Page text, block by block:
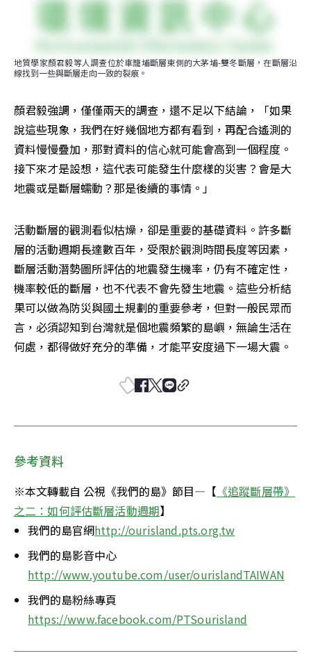
地質學家顏君毅等人調查位於車籠埔斷層東側的大茅埔-雙冬斷層，在斷層沿
線找到一些與斷層走向一致的裂痕。
顏君毅強調，僅僅兩天的調查，還不足以下結論，「如果
說這些現象，我們在好幾個地方都有看到，再配合遙測的
資料慢慢疊加，那對資料的信心就可能會高到一個程度。
接下來才是設想，這代表可能發生什麼樣的災害？會是大
地震或是斷層蠕動？那是後續的事情。」
活動斷層的觀測看似枯燥，卻是重要的基礎資料。許多斷
層的活動週期長達數百年，受限於觀測時間長度等因素，
斷層活動潛勢圖所評估的地震發生機率，仍有不確定性，
機率較低的斷層，也不代表不會先發生地震。這些分析結
果可以做為防災與國土規劃的重要參考，但對一般民眾而
言，必須認知到台灣就是個地震頻繁的島嶼，無論生活在
何處，都得做好充分的準備，才能平安度過下一場大震。
參考資料
※本文轉載自 公視《我們的島》節目—【 《追蹤斷層帶》
之二：如何評估斷層活動週期】
我們的島官網http://ourisland.pts.org.tw
我們的島影音中心
http://www.youtube.com/user/ourislandTAIWAN
我們的島粉絲專頁
https://www.facebook.com/PTSourisland